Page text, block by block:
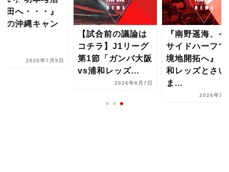
田へ・・・』
の沖縄キャン
2026年7月9日
【試合前の議論は
コチラ】J1リーグ
第1節「ガンバ大阪
vs浦和レッズ...
2026年8月7日
『南野遥海、イ
サイドハーフで
境地開拓へ』『
和レッズとさい
ま...
2026年7